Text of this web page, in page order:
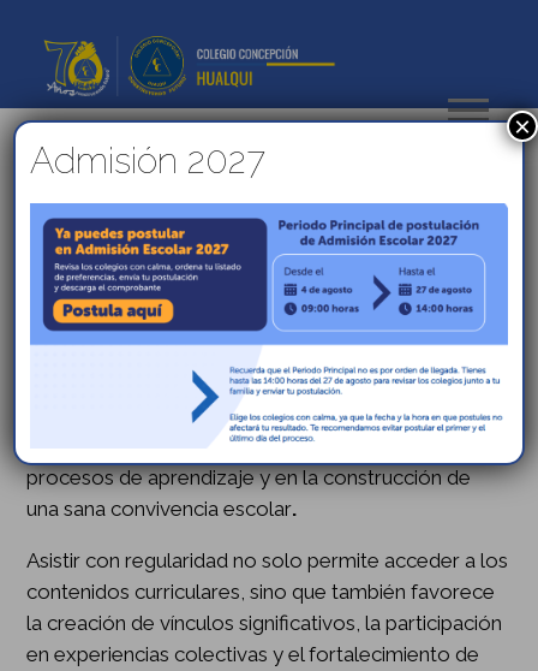
La asistencia escolar como
clave para el desarrollo
integral
El Equipo Psicosocial de Convivencia
Escolar presenta este material con el propósito de
reflexionar sobre la asistencia como un indicador
fundamental del desarrollo socioemocional de los y
las estudiantes, y sobre su impacto directo en los
procesos de aprendizaje y en la construcción de
una sana convivencia escolar.
Asistir con regularidad no solo permite acceder a los
contenidos curriculares, sino que también favorece
la creación de vínculos significativos, la participación
en experiencias colectivas y el fortalecimiento de
Admisión 2027
×